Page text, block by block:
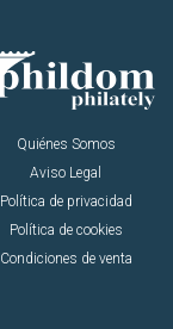
Quiénes Somos
Aviso Legal
Política de privacidad
Política de cookies
Condiciones de venta